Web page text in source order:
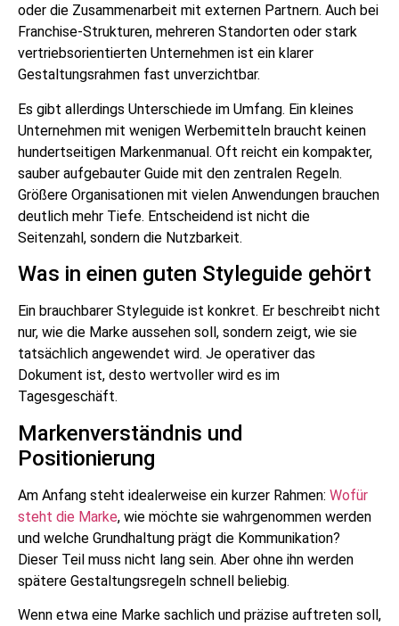
oder die Zusammenarbeit mit externen Partnern. Auch bei
Franchise-Strukturen, mehreren Standorten oder stark
vertriebsorientierten Unternehmen ist ein klarer
Gestaltungsrahmen fast unverzichtbar.
Es gibt allerdings Unterschiede im Umfang. Ein kleines
Unternehmen mit wenigen Werbemitteln braucht keinen
hundertseitigen Markenmanual. Oft reicht ein kompakter,
sauber aufgebauter Guide mit den zentralen Regeln.
Größere Organisationen mit vielen Anwendungen brauchen
deutlich mehr Tiefe. Entscheidend ist nicht die
Seitenzahl, sondern die Nutzbarkeit.
Was in einen guten Styleguide gehört
Ein brauchbarer Styleguide ist konkret. Er beschreibt nicht
nur, wie die Marke aussehen soll, sondern zeigt, wie sie
tatsächlich angewendet wird. Je operativer das
Dokument ist, desto wertvoller wird es im
Tagesgeschäft.
Markenverständnis und
Positionierung
Am Anfang steht idealerweise ein kurzer Rahmen: Wofür
steht die Marke, wie möchte sie wahrgenommen werden
und welche Grundhaltung prägt die Kommunikation?
Dieser Teil muss nicht lang sein. Aber ohne ihn werden
spätere Gestaltungsregeln schnell beliebig.
Wenn etwa eine Marke sachlich und präzise auftreten soll,